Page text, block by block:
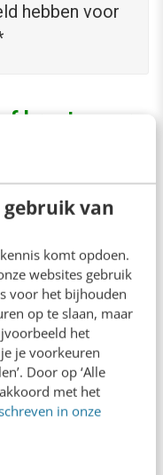
van
komt opdoen.
websites gebruik
voor het bijhouden
op te slaan, maar
het
je voorkeuren
Door op ‘Alle
met het
in onze
hebben voor
krant, waar
het tv-journaal
van hun
71% van de
steeds de
In alle andere
en -apps
media blijven
onder de 35